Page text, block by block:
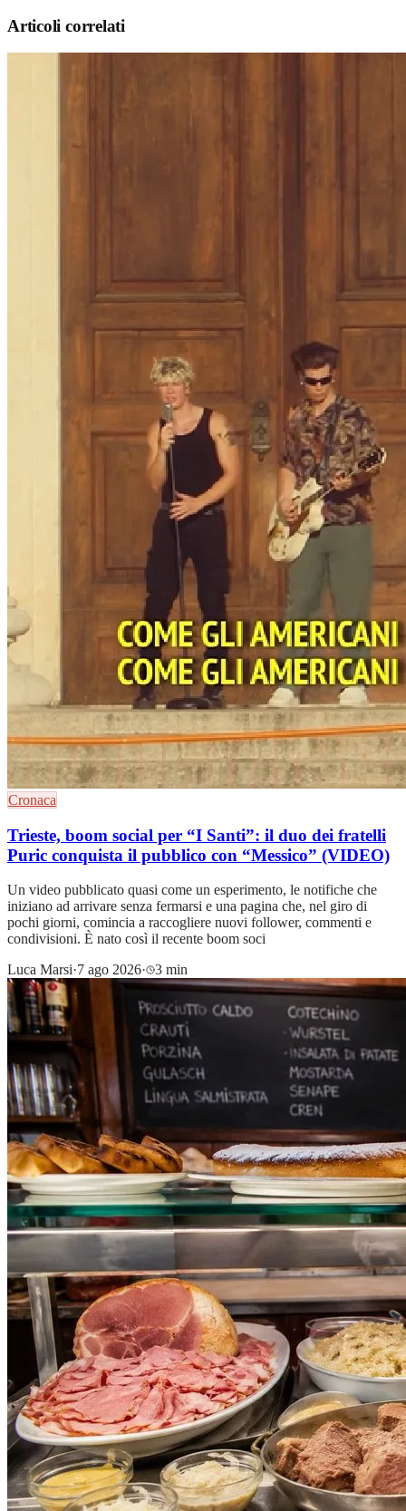
Articoli correlati
Cronaca
Trieste, boom social per “I Santi”: il duo dei fratelli
Puric conquista il pubblico con “Messico” (VIDEO)
Un video pubblicato quasi come un esperimento, le notifiche che
iniziano ad arrivare senza fermarsi e una pagina che, nel giro di
pochi giorni, comincia a raccogliere nuovi follower, commenti e
condivisioni. È nato così il recente boom soci
Luca Marsi·7 ago 2026· 3 min